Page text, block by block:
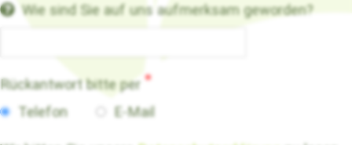
Wie sind Sie auf uns aufmerksam geworden?
Rückantwort bitte per
Telefon
E-Mail